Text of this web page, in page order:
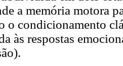
a memória motora
o condicionamento
às respostas